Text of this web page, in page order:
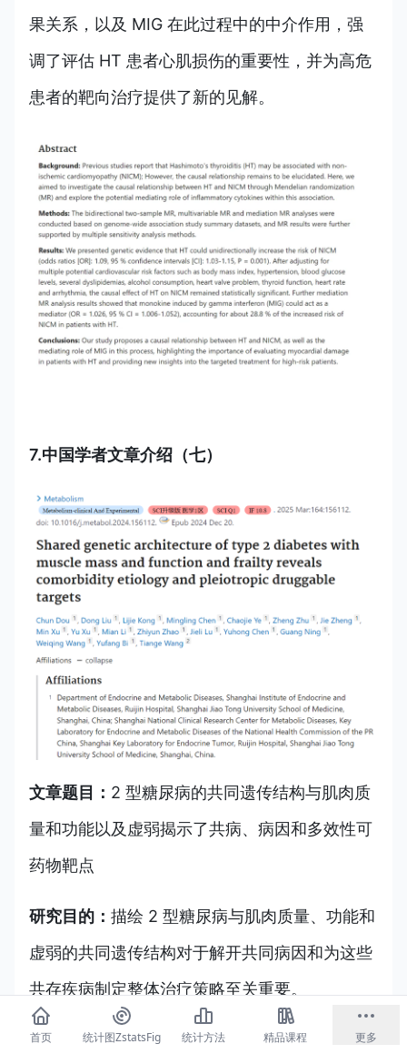
果关系，以及 MIG 在此过程中的中介作用，强
调了评估 HT 患者心肌损伤的重要性，并为高危
患者的靶向治疗提供了新的见解。
7.中国学者文章介绍（七）
文章题目： 2 型糖尿病的共同遗传结构与肌肉质
量和功能以及虚弱揭示了共病、病因和多效性可
药物靶点
研究目的： 描绘 2 型糖尿病与肌肉质量、功能和
虚弱的共同遗传结构对于解开共同病因和为这些
共存疾病制定整体治疗策略至关重要。
研究方法：在这项全基因组多效性关联研究中，
首页 统计图ZstatsFig 统计方法 精品课程 更多